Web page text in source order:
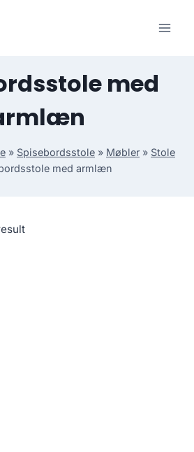
med
» Spisebordsstole » Møbler » Stole
med armlæn